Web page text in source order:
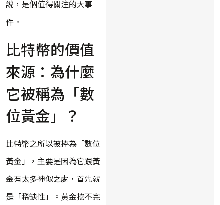
說，是個值得關注的大事
件。
比特幣的價值
來源：為什麼
它被稱為「數
位黃金」？
比特幣之所以被捧為「數位
黃金」，主要是因為它跟黃
金有太多神似之處，首先就
是「稀缺性」。黃金挖不完